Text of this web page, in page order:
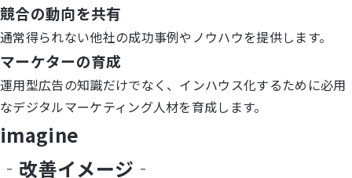
競合の動向を共有
通常得られない他社の成功事例やノウハウを提供します。
マーケターの育成
運用型広告の知識だけでなく、インハウス化するために必用
なデジタルマーケティング人材を育成します。
imagine
‐改善イメージ‐